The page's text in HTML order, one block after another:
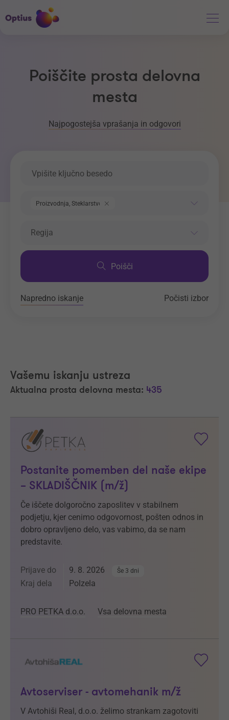
Poiščite prosta delovna
mesta
Najpogostejša vprašanja in odgovori
Proizvodnja, Steklarstvo
Regija
Poišči
Napredno iskanje Počisti izbor
Vašemu iskanju ustreza
Aktualna prosta delovna mesta: 435
Postanite pomemben del naše ekipe
– SKLADIŠČNIK (m/ž)
Če iščete dolgoročno zaposlitev v stabilnem
podjetju, kjer cenimo odgovornost, pošten odnos in
dobro opravljeno delo, vas vabimo, da se nam
predstavite.
Prijave do 9. 8. 2026 Še 3 dni
Kraj dela Polzela
PRO PETKA d.o.o. Vsa delovna mesta
Avtoserviser - avtomehanik m/ž
V Avtohiši Real, d.o.o. želimo strankam zagotoviti